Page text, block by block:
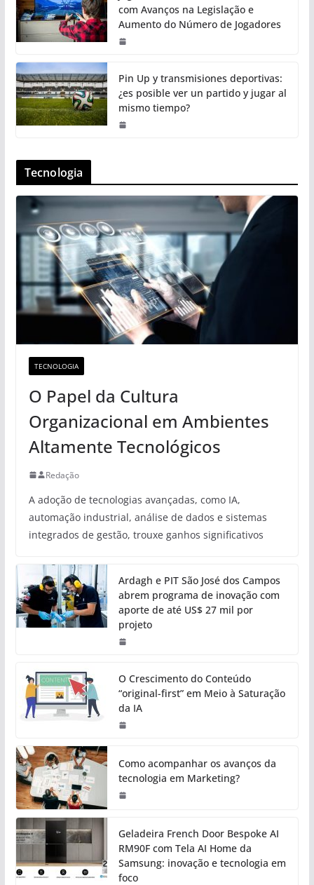
com Avanços na Legislação e
Aumento do Número de Jogadores
Pin Up y transmisiones deportivas:
¿es posible ver un partido y jugar al
mismo tiempo?
Tecnologia
TECNOLOGIA
O Papel da Cultura
Organizacional em Ambientes
Altamente Tecnológicos
Redação
A adoção de tecnologias avançadas, como IA,
automação industrial, análise de dados e sistemas
integrados de gestão, trouxe ganhos significativos
Ardagh e PIT São José dos Campos
abrem programa de inovação com
aporte de até US$ 27 mil por
projeto
O Crescimento do Conteúdo
“original-first” em Meio à Saturação
da IA
Como acompanhar os avanços da
tecnologia em Marketing?
Geladeira French Door Bespoke AI
RM90F com Tela AI Home da
Samsung: inovação e tecnologia em
foco